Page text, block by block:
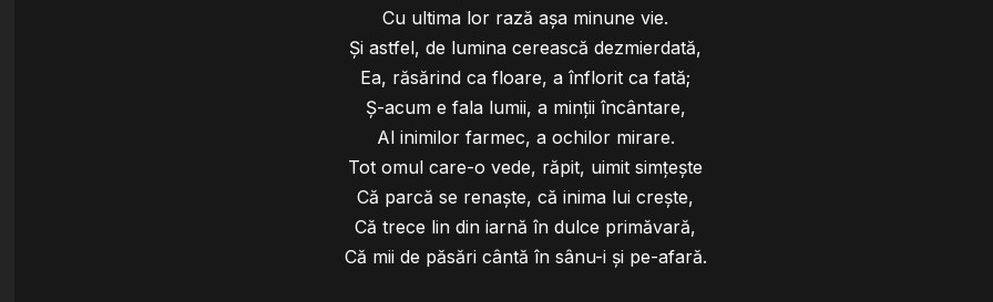
Cu ultima lor rază aşa minune vie.
Şi astfel, de lumina cerească dezmierdată,
Ea, răsărind ca floare, a înflorit ca fată;
Ş-acum e fala lumii, a minţii încântare,
Al inimilor farmec, a ochilor mirare.
Tot omul care-o vede, răpit, uimit simţeşte
Că parcă se renaşte, că inima lui creşte,
Că trece lin din iarnă în dulce primăvară,
Că mii de păsări cântă în sânu-i şi pe-afară.